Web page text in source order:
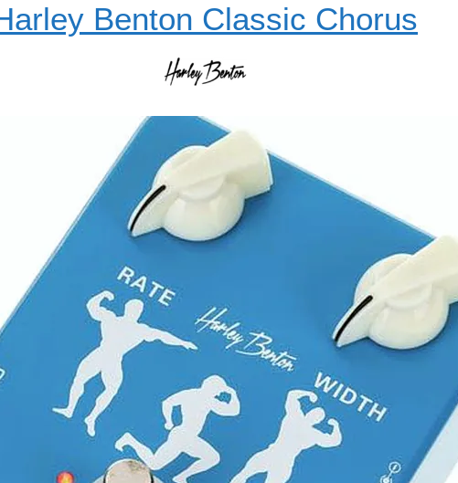
Benton Classic Chorus